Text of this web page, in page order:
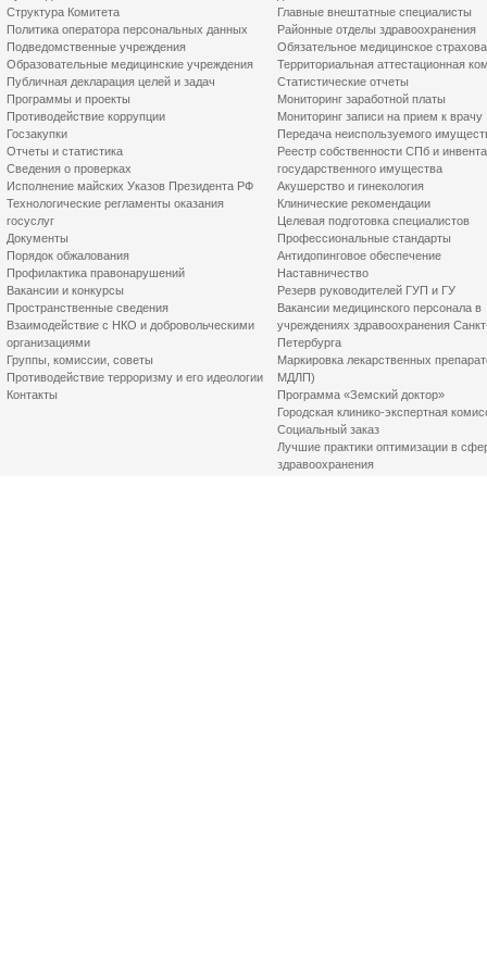
Структура Комитета
Политика оператора персональных данных
Подведомственные учреждения
Образовательные медицинские учреждения
Публичная декларация целей и задач
Программы и проекты
Противодействие коррупции
Госзакупки
Отчеты и статистика
Сведения о проверках
Исполнение майских Указов Президента РФ
Технологические регламенты оказания
госуслуг
Документы
Порядок обжалования
Профилактика правонарушений
Вакансии и конкурсы
Пространственные сведения
Взаимодействие с НКО и добровольческими
организациями
Группы, комиссии, советы
Противодействие терроризму и его идеологии
Контакты
Главные внештатные специалисты
Районные отделы здравоохранения
Обязательное медицинское
Территориальная аттестационная
Статистические отчеты
Мониторинг заработной платы
Мониторинг записи на прием к врачу
Передача неиспользуемого
Реестр собственности СПб и
государственного имущества
Акушерство и гинекология
Клинические рекомендации
Целевая подготовка специалистов
Профессиональные стандарты
Антидопинговое обеспечение
Наставничество
Резерв руководителей ГУП и ГУ
Вакансии медицинского персонала в
учреждениях здравоохранения
Петербурга
Маркировка лекарственных
МДЛП)
Программа «Земский доктор»
Городская клинико-экспертная
Социальный заказ
Лучшие практики оптимизации в
здравоохранения